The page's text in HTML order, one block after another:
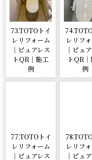
73.TOTOトイ
レリフォーム
｜ピュアレス
トQR｜施工
例
レリフ
｜ピュ
トQR
例
77.TOTOトイ
レリフォーム
｜ピュアレス
レリフ
｜ピュ